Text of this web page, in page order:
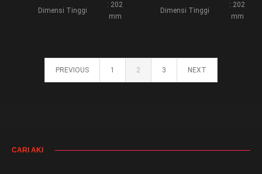
Dimensi Tinggi
: 202
mm
Dimensi Tinggi
: 202
mm
PREVIOUS 1 2 3 NEXT
CARI AKI